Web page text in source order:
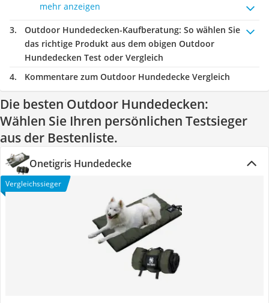
mehr anzeigen
Outdoor Hundedecken-Kaufberatung: So wählen Sie
das richtige Produkt aus dem obigen Outdoor
Hundedecken Test oder Vergleich
Kommentare zum Outdoor Hundedecke Vergleich
Die besten Outdoor Hundedecken:
Wählen Sie Ihren persönlichen Testsieger
aus der Bestenliste.
Onetigris Hundedecke
Vergleichssieger